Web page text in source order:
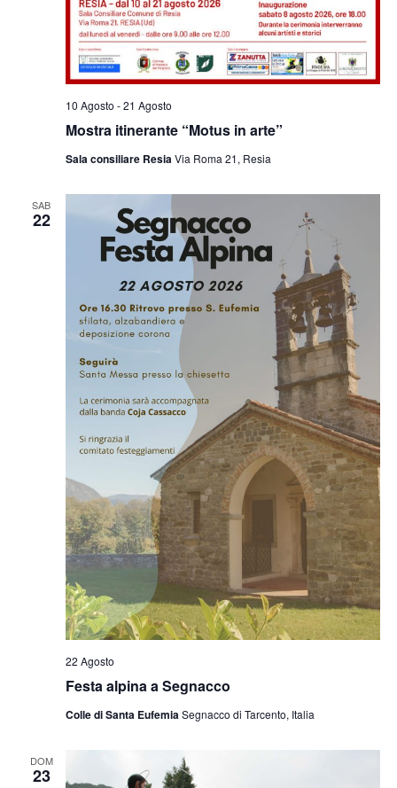
Mostra itinerante “Motus in arte”
10 Agosto -21 Agosto
Sala consiliare ResiaVia Roma 21, Resia
SAB
22
Festa alpina a Segnacco
22 Agosto
Colle di Santa EufemiaSegnacco di Tarcento, Italia
DOM
23